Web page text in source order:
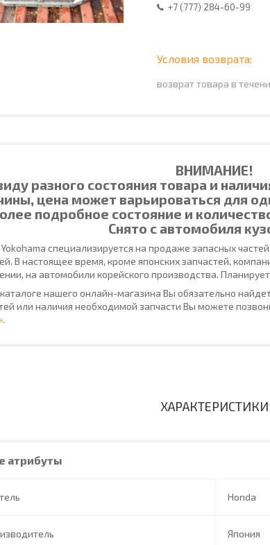
+7 (777) 284-60-99
возврат товара в
ВНИМАНИЕ!
разного состояния товара и
цена может варьироваться для
подробное состояние и
Снято с автомобиля
специализируется на продаже запасных
В настоящее время, кроме японских запчастей,
на автомобили корейского производства.
нашего онлайн-магазина Вы обязательно
или наличия необходимой запчасти Вы можете
.
ХАРАКТЕРИСТИКИ
атрибуты
Honda
Япония